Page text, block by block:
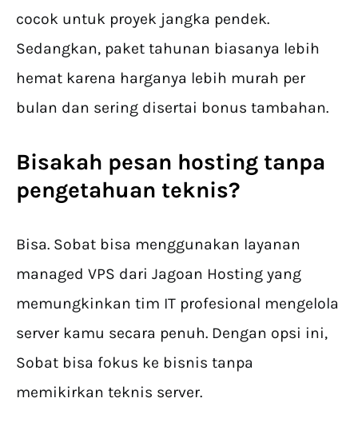
cocok untuk proyek jangka pendek.
Sedangkan, paket tahunan biasanya lebih
hemat karena harganya lebih murah per
bulan dan sering disertai bonus tambahan.
Bisakah pesan hosting tanpa
pengetahuan teknis?
Bisa. Sobat bisa menggunakan layanan
managed VPS dari Jagoan Hosting yang
memungkinkan tim IT profesional mengelola
server kamu secara penuh. Dengan opsi ini,
Sobat bisa fokus ke bisnis tanpa
memikirkan teknis server.